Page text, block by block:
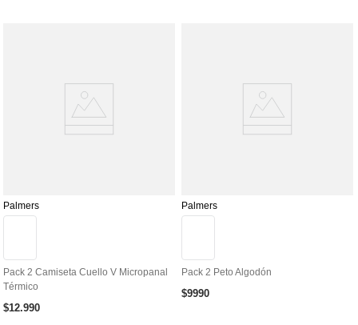
Palmers
Pack 2 Camiseta Cuello V Micropanal
Térmico
$12.990
Palmers
Pack 2 Peto Algodón
$9990